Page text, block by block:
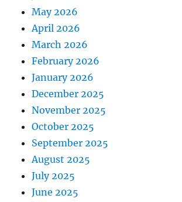
May 2026
April 2026
March 2026
February 2026
January 2026
December 2025
November 2025
October 2025
September 2025
August 2025
July 2025
June 2025